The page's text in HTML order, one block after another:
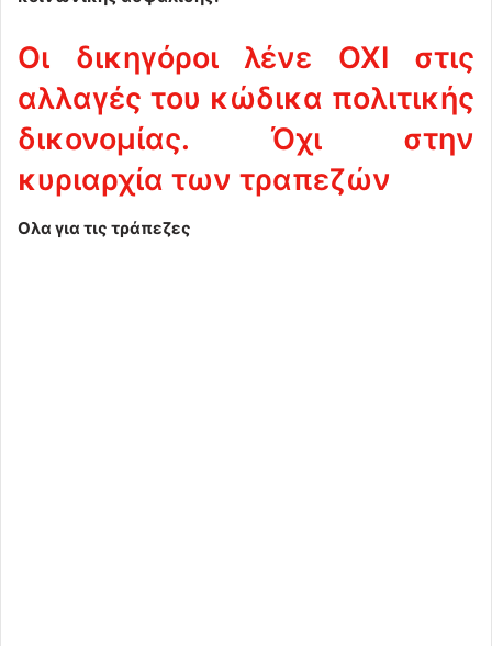
Οι δικηγόροι λένε ΟΧΙ στις
αλλαγές του κώδικα πολιτικής
δικονομίας. Όχι στην
κυριαρχία των τραπεζών
Ολα για τις τράπεζες